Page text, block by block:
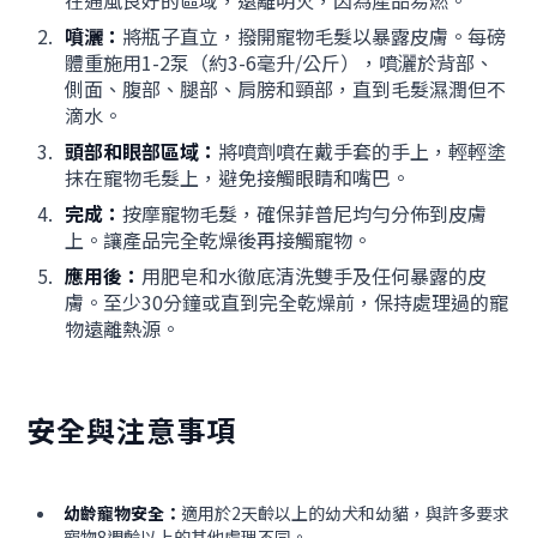
噴灑： 將瓶子直立，撥開寵物毛髮以暴露皮膚。每磅
體重施用1-2泵（約3-6毫升/公斤），噴灑於背部、
側面、腹部、腿部、肩膀和頸部，直到毛髮濕潤但不
滴水。
頭部和眼部區域： 將噴劑噴在戴手套的手上，輕輕塗
抹在寵物毛髮上，避免接觸眼睛和嘴巴。
完成： 按摩寵物毛髮，確保菲普尼均勻分佈到皮膚
上。讓產品完全乾燥後再接觸寵物。
應用後： 用肥皂和水徹底清洗雙手及任何暴露的皮
膚。至少30分鐘或直到完全乾燥前，保持處理過的寵
物遠離熱源。
安全與注意事項
幼齡寵物安全：適用於2天齡以上的幼犬和幼貓，與許多要求